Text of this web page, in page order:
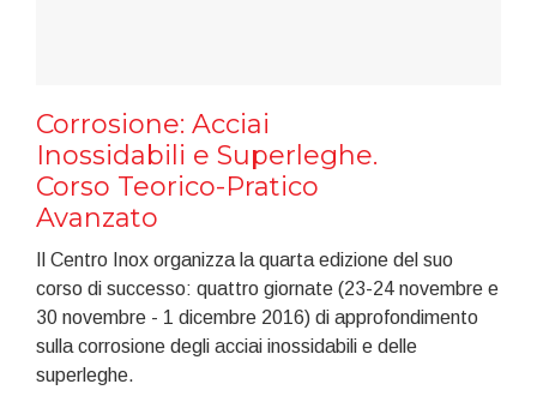
Corrosione: Acciai
Inossidabili e Superleghe.
Corso Teorico-Pratico
Avanzato
Il Centro Inox organizza la quarta edizione del suo
corso di successo: quattro giornate (23-24 novembre e
30 novembre - 1 dicembre 2016) di approfondimento
sulla corrosione degli acciai inossidabili e delle
superleghe.